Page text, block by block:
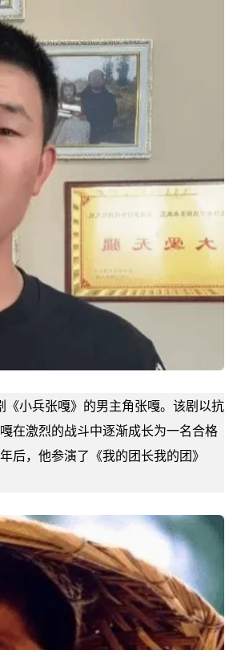
《小兵张嘎》的男主角张嘎。该剧以抗
在激烈的战斗中逐渐成长为一名合格
后，他参演了《我的团长我的团》